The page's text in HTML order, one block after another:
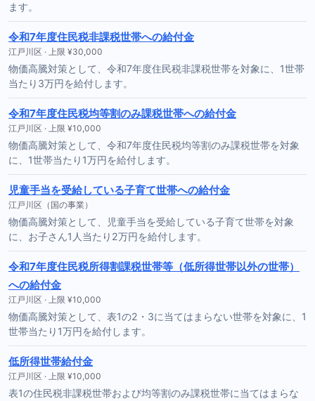
ます。
令和7年度住民税非課税世帯への給付金
江戸川区 · 上限 ¥30,000
物価高騰対策として、令和7年度住民税非課税世帯を対象に、1世帯
当たり3万円を給付します。
令和7年度住民税均等割のみ課税世帯への給付金
江戸川区 · 上限 ¥10,000
物価高騰対策として、令和7年度住民税均等割のみ課税世帯を対象
に、1世帯当たり1万円を給付します。
児童手当を受給している子育て世帯への給付金
江戸川区（国の事業）
物価高騰対策として、児童手当を受給している子育て世帯を対象
に、お子さん1人当たり2万円を給付します。
令和7年度住民税所得割課税世帯等（低所得世帯以外の世帯）
への給付金
江戸川区 · 上限 ¥10,000
物価高騰対策として、表1の2・3に当てはまらない世帯を対象に、1
世帯当たり1万円を給付します。
低所得世帯給付金
江戸川区 · 上限 ¥10,000
表1の住民税非課税世帯および均等割のみ課税世帯に当てはまらな